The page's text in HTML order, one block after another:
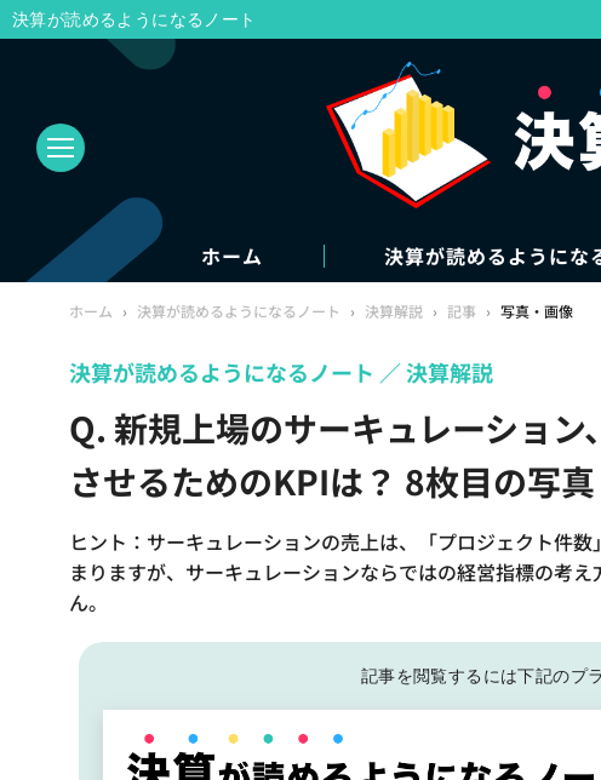
ホーム 決算が読めるようにな
ホーム › 決算が読めるようになるノート › 決算解説 › 記事 › 写真・画像
Q. 新規上場のサーキュレーショ
させるためのKPIは？ 8枚目の写
ヒント：サーキュレーションの売上は、「プロジェクト件
まりますが、サーキュレーションならではの経営指標の考
ん。
決算が読めるようになるノート 決算解説
記事を閲覧するには下記のプ
決算が読めるようになるノート